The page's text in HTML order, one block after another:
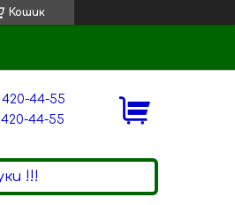
Кошик
420-44-55
420-44-55
!!!